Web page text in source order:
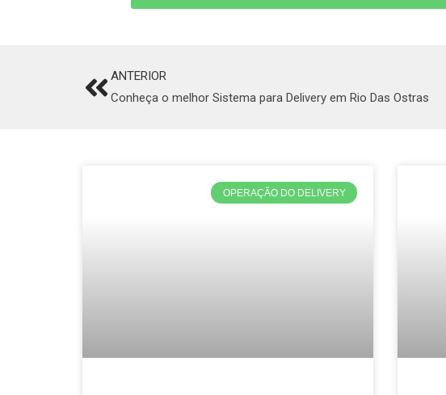
PrevANTERIOR
Conheça o melhor Sistema para Delivery em Rio Das Ostras
OPERAÇÃO DO DELIVERY